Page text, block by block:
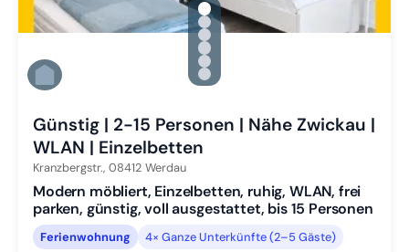
gallery.slide_selector
Zu Slide 1 wechseln
Zu Slide 2 wechseln
Zu Slide 3 wechseln
Zu Slide 4 wechseln
Zu Slide 5 wechseln
Zu Slide 6 wechseln
Günstig | 2-15 Personen | Nähe Zwickau |
WLAN | Einzelbetten
Kranzbergstr., 08412 Werdau
Modern möbliert, Einzelbetten, ruhig, WLAN, frei
parken, günstig, voll ausgestattet, bis 15 Personen
Ferienwohnung 4× Ganze Unterkünfte (2–5 Gäste)